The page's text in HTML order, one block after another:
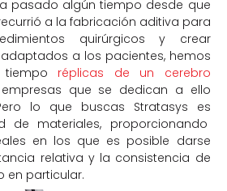
pasado algún tiempo desde que
a la fabricación aditiva para
quirúrgicos y crear
a los pacientes, hemos
réplicas de un cerebro
que se dedican a ello
lo que buscas Stratasys es
de materiales, proporcionando
en los que es posible darse
relativa y la consistencia de
en particular.